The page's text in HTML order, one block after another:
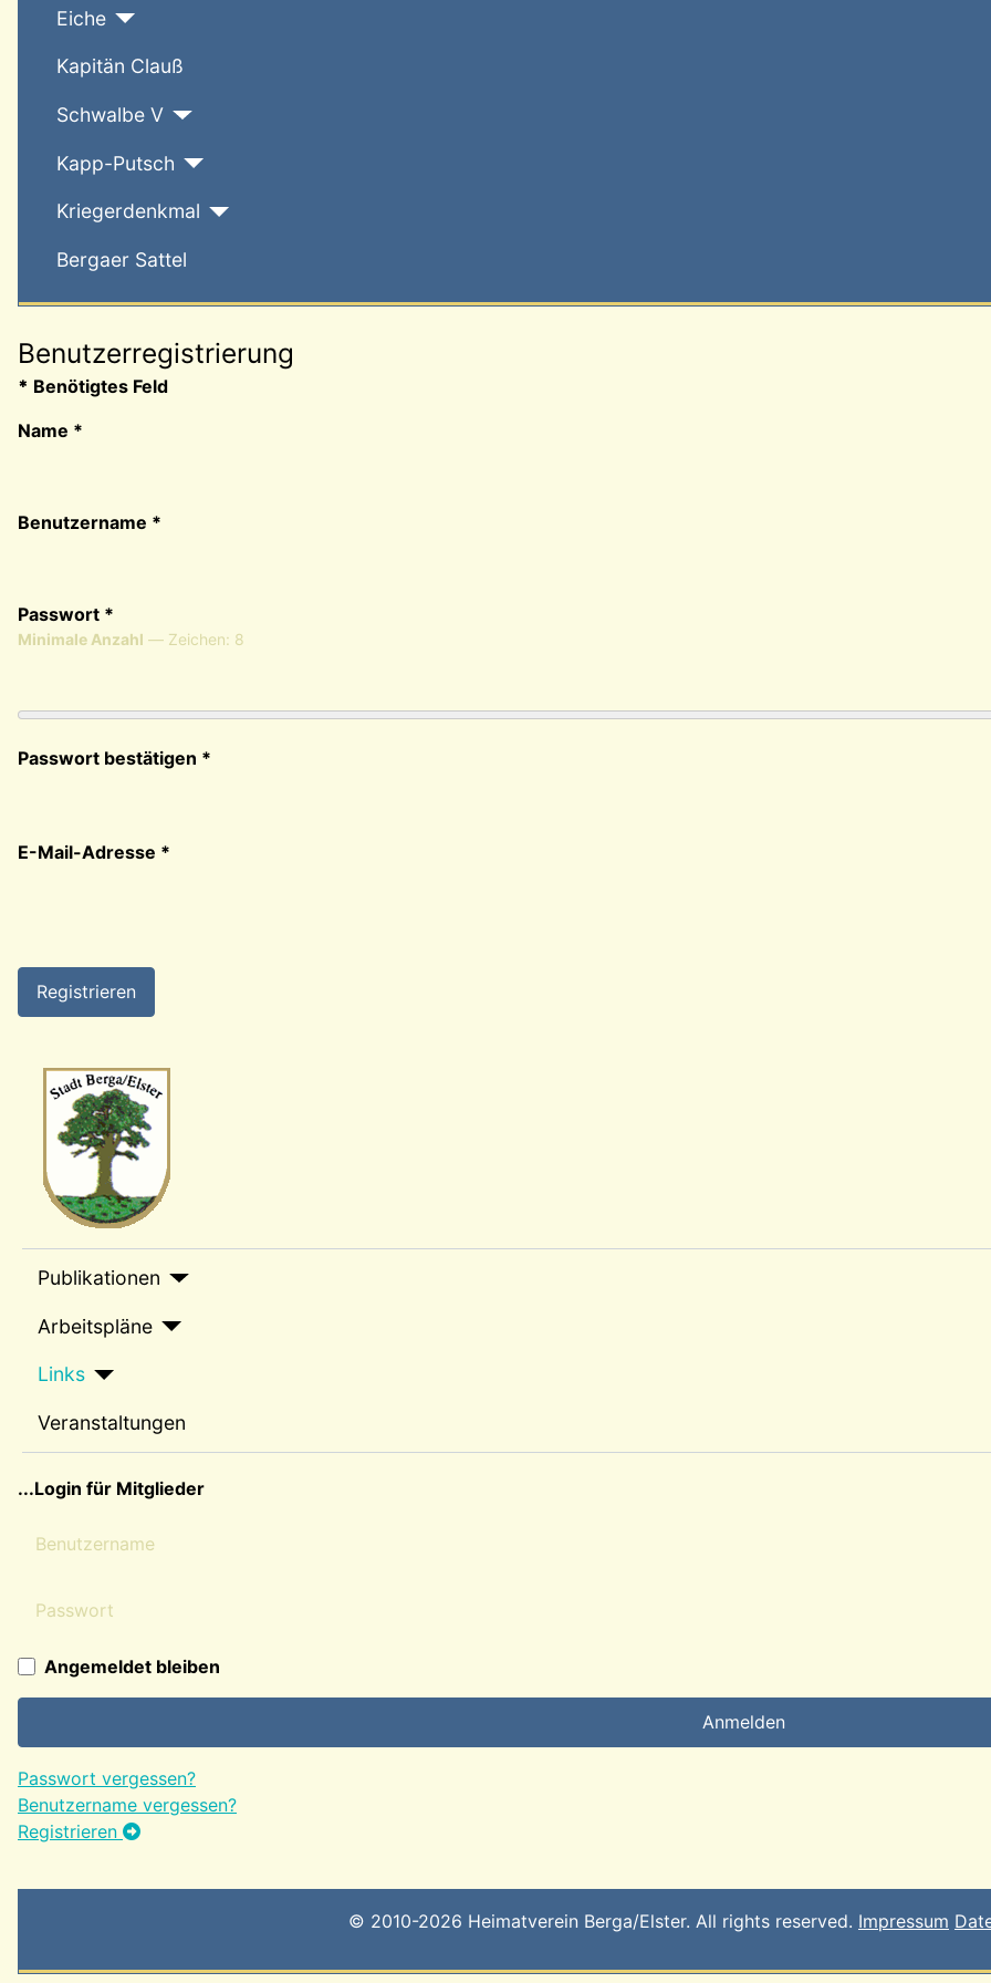
Eiche
Kapitän Clauß
Schwalbe V
Kapp-Putsch
Kriegerdenkmal
Bergaer Sattel
Publikationen
Arbeitspläne
Links
Veranstaltungen
...Login für Mitglieder
Benutzername
Angemeldet bleiben
Anmelden
Passwort vergessen?
Benutzername vergessen?
Registrieren
Benutzerregistrierung
* Benötigtes Feld
Name *
Benutzername *
Passwort *
Minimale Anzahl — Zeichen: 8
Passwort bestätigen *
E-Mail-Adresse *
Registrieren
© 2010-2026 Heimatverein Berga/Elster. All rights reserved. Impressum